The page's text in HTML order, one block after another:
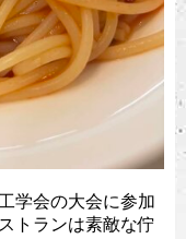
学会の大会に参加
トランは素敵な佇